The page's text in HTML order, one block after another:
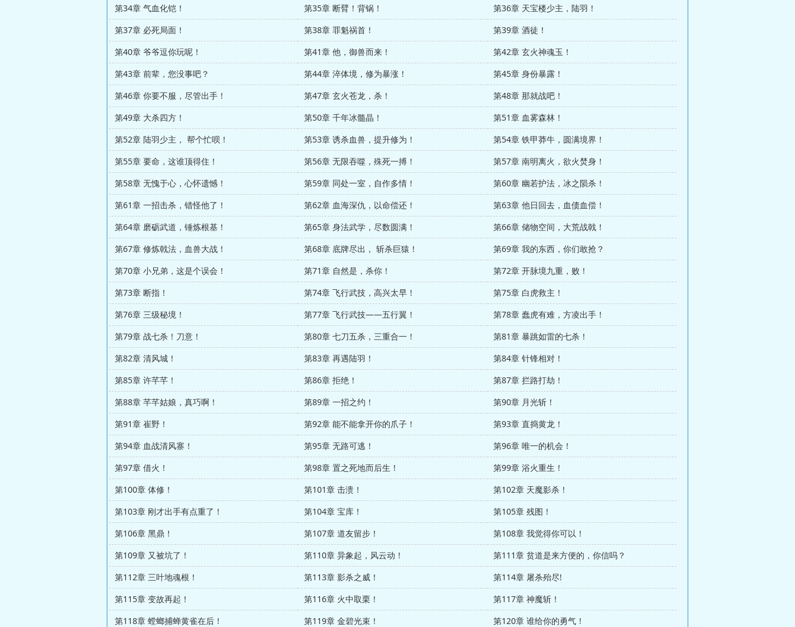
第34章 气血化铠！
第35章 断臂！背锅！
第36章 天宝楼少主，陆羽！
第37章 必死局面！
第38章 罪魁祸首！
第39章 酒徒！
第40章 爷爷逗你玩呢！
第41章 他，御兽而来！
第42章 玄火神魂玉！
第43章 前辈，您没事吧？
第44章 淬体境，修为暴涨！
第45章 身份暴露！
第46章 你要不服，尽管出手！
第47章 玄火苍龙，杀！
第48章 那就战吧！
第49章 大杀四方！
第50章 千年冰髓晶！
第51章 血雾森林！
第52章 陆羽少主， 帮个忙呗！
第53章 诱杀血兽，提升修为！
第54章 铁甲莽牛，圆满境界！
第55章 要命，这谁顶得住！
第56章 无限吞噬，殊死一搏！
第57章 南明离火，欲火焚身！
第58章 无愧于心，心怀遗憾！
第59章 同处一室，自作多情！
第60章 幽若护法，冰之陨杀！
第61章 一招击杀，错怪他了！
第62章 血海深仇，以命偿还！
第63章 他日回去，血债血偿！
第64章 磨砺武道，锤炼根基！
第65章 身法武学，尽数圆满！
第66章 储物空间，大荒战戟！
第67章 修炼戟法，血兽大战！
第68章 底牌尽出， 斩杀巨猿！
第69章 我的东西，你们敢抢？
第70章 小兄弟，这是个误会！
第71章 自然是，杀你！
第72章 开脉境九重，败！
第73章 断指！
第74章 飞行武技，高兴太早！
第75章 白虎救主！
第76章 三级秘境！
第77章 飞行武技——五行翼！
第78章 蠢虎有难，方凌出手！
第79章 战七杀！刀意！
第80章 七刀五杀，三重合一！
第81章 暴跳如雷的七杀！
第82章 清风城！
第83章 再遇陆羽！
第84章 针锋相对！
第85章 许芊芊！
第86章 拒绝！
第87章 拦路打劫！
第88章 芊芊姑娘，真巧啊！
第89章 一招之约！
第90章 月光斩！
第91章 崔野！
第92章 能不能拿开你的爪子！
第93章 直捣黄龙！
第94章 血战清风寨！
第95章 无路可逃！
第96章 唯一的机会！
第97章 借火！
第98章 置之死地而后生！
第99章 浴火重生！
第100章 体修！
第101章 击溃！
第102章 天魔影杀！
第103章 刚才出手有点重了！
第104章 宝库！
第105章 残图！
第106章 黑鼎！
第107章 道友留步！
第108章 我觉得你可以！
第109章 又被坑了！
第110章 异象起，风云动！
第111章 贫道是来方便的，你信吗？
第112章 三叶地魂根！
第113章 影杀之威！
第114章 屠杀殆尽!
第115章 变故再起！
第116章 火中取栗！
第117章 神魔斩！
第118章 螳螂捕蝉黄雀在后！
第119章 金碧光束！
第120章 谁给你的勇气！